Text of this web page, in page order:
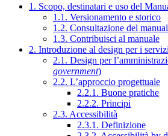
1. Scopo, destinatari e uso del
1.1. Versionamento e storico
1.2. Consultazione del
1.3. Contribuisci al manuale
2. Introduzione al design per i
2.1. Design per
government)
2.2. L’approccio progettuale
2.2.1. Buone pratiche
2.2.2. Principi
2.3. Accessibilità
2.3.1. Definizione